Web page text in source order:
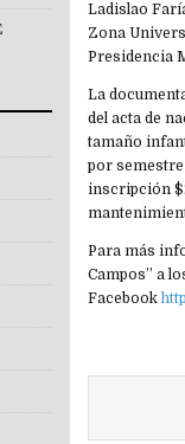
Ladislao
Zona
Presidencia
La
del acta de
tamaño
por
inscripción
Para más
Campos” a
Facebook